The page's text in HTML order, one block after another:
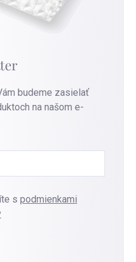
budeme zasielať
na našom e-
s podmienkami